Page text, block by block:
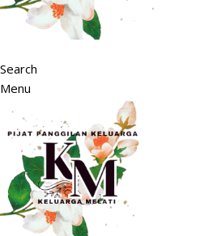
Search
Menu